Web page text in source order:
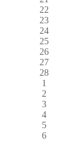
22
23
24
25
26
27
28
1
2
3
4
5
6